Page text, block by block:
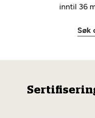
inntil 36
Søk